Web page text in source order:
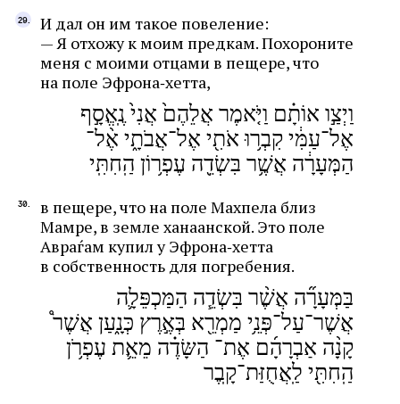
И дал он им такое повеление:
— Я отхожу к моим предкам. Похороните
меня с моими отцами в пещере, что
на поле Эфрона‑хетта,
וַיְצַ֣ו אוֹתָ֗ם וַיֹּ֤אמֶר אֲלֵהֶם֙ אֲנִי֙ נֶֽאֱסָ֣ף
אֶל־עַמִּ֔י קִבְר֥וּ אֹתִ֖י אֶל־אֲבֹתָ֑י אֶ֨ל־
הַמְּעָרָ֔ה אֲשֶׁ֥ר בִּשְׂדֵ֖ה עֶפְר֥וֹן הַֽחִתִּֽי
в пещере, что на поле Махпела близ
Мамре, в земле ханаанской. Это поле
Авраѓам купил у Эфрона‑хетта
в собственность для погребения.
בַּמְּעָרָ֞ה אֲשֶׁ֨ר בִּשְׂדֵ֧ה הַמַּכְפֵּלָ֛ה
אֲשֶׁר־עַל־פְּנֵ֥י מַמְרֵ֖א בְּאֶ֣רֶץ כְּנָ֑עַן אֲשֶׁר֩
קָנָ֨ה אַבְרָהָ֜ם אֶת־ הַשָּׂדֶ֗ה מֵאֵ֛ת עֶפְרֹ֥ן
הַֽחִתִּ֖י לַֽאֲחֻזַּת־קָֽבֶר